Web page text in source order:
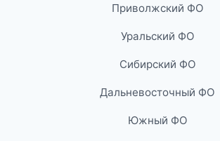
Приволжский ФО
Уральский ФО
Сибирский ФО
Дальневосточный ФО
Южный ФО